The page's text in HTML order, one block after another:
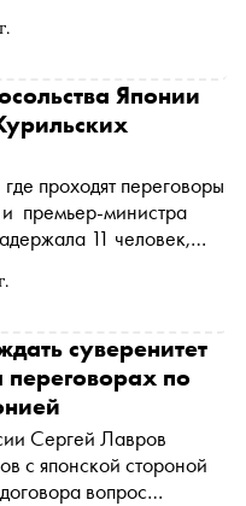
Японии
проходят переговоры
11 человек,
«ОВД-Инфо»
Сергея Удальцова
суверенитет
переговорах по
Сергей Лавров
с японской стороной
вопрос